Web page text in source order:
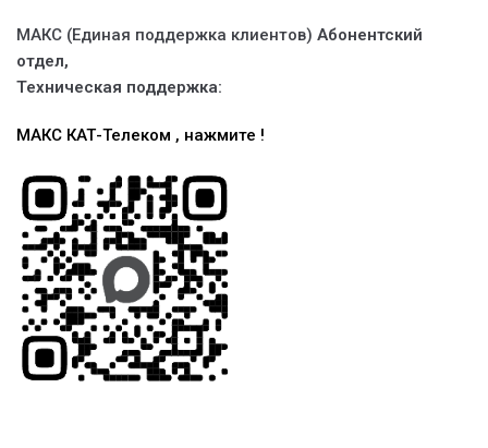
МАКС (Единая поддержка клиентов) Абонентский
отдел,
Техническая поддержка:
МАКС КАТ-Телеком , нажмите !